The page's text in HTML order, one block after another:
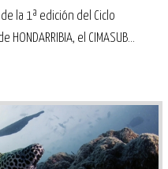
la 1ª edición del Ciclo
el CIMASUB...